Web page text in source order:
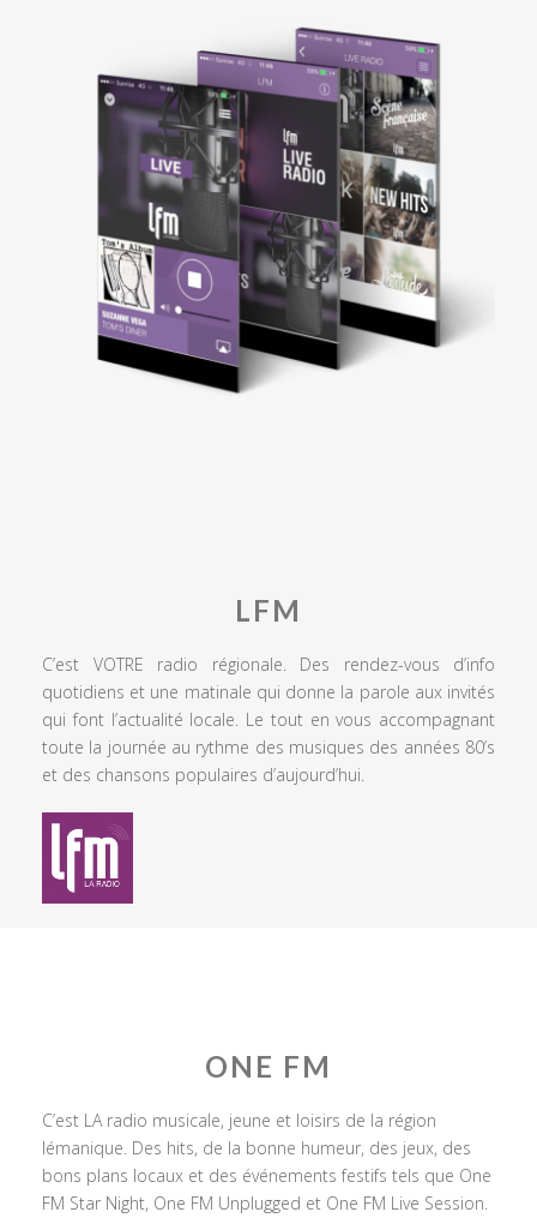
LFM
C’est VOTRE radio régionale. Des rendez-vous d’info
quotidiens et une matinale qui donne la parole aux invités
qui font l’actualité locale. Le tout en vous accompagnant
toute la journée au rythme des musiques des années 80’s
et des chansons populaires d’aujourd’hui.
ONE FM
C’est LA radio musicale, jeune et loisirs de la région
lémanique. Des hits, de la bonne humeur, des jeux, des
bons plans locaux et des événements festifs tels que One
FM Star Night, One FM Unplugged et One FM Live Session.